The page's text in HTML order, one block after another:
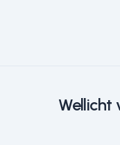
Wellicht